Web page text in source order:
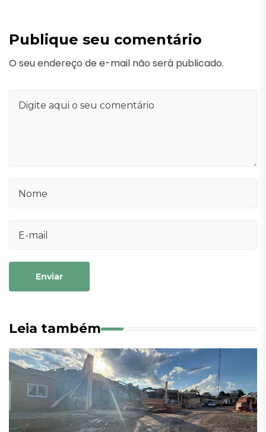
Publique seu comentário
O seu endereço de e-mail não será publicado.
Enviar
Leia também